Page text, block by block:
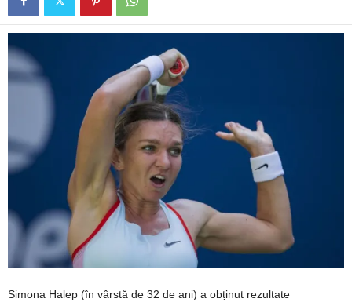
Simona Halep (în vârstă de 32 de ani) a obținut rezultate